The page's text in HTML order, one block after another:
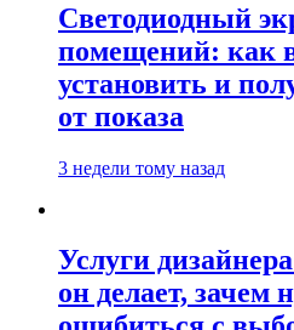
Светодиодный
помещений: как
установить и
от показа
3 недели тому назад
Услуги
он делает, зачем